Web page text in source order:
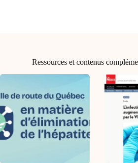
Ressources et contenus